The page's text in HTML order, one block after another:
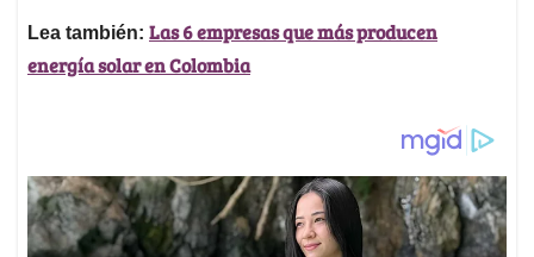
Lea también: Las 6 empresas que más producen
energía solar en Colombia